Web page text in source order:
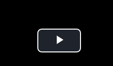
Play